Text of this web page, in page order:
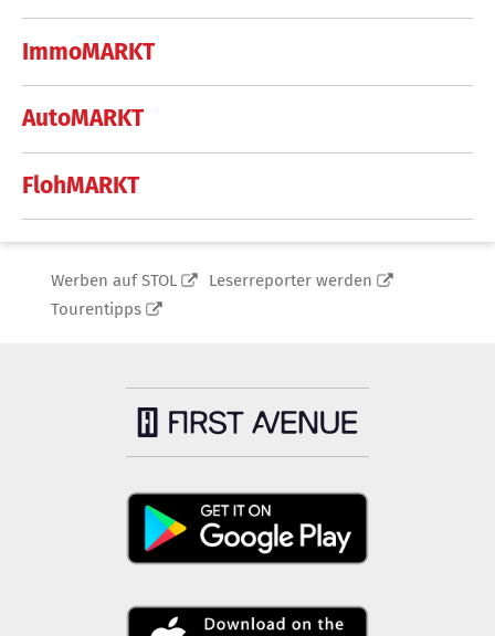
ImmoMARKT
AutoMARKT
FlohMARKT
Werben auf STOL
Leserreporter werden
Tourentipps